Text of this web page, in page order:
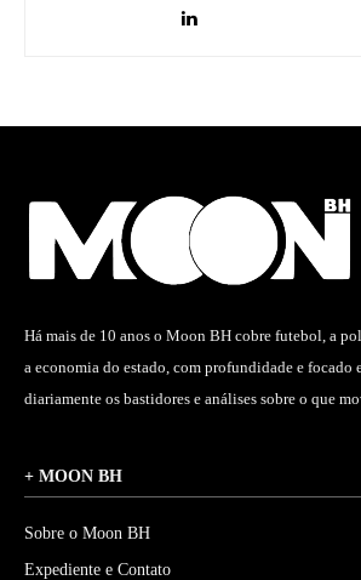
Há mais de 10 anos o Moon BH cobre futebol, a
a economia do estado, com profundidade e focado
diariamente os bastidores e análises sobre o que
+ MOON BH
Sobre o Moon BH
Expediente e Contato